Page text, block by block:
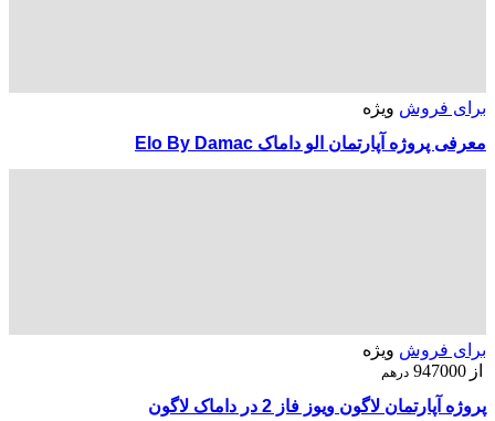
برای فروش ویژه
معرفی پروژه آپارتمان الو داماک Elo By Damac
برای فروش ویژه
از 947000 درهم
پروژه آپارتمان لاگون ویوز فاز 2 در داماک لاگون